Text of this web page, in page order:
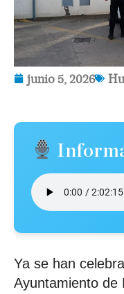
junio 5, 2026
Ya se han
Ayuntamiento de